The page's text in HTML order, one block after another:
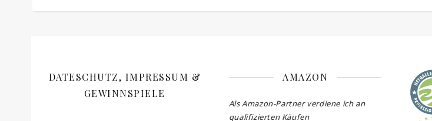
DATESCHUTZ, IMPRESSUM &
GEWINNSPIELE
AMAZON
Als Amazon-Partner verdiene ich an
qualifizierten Käufen